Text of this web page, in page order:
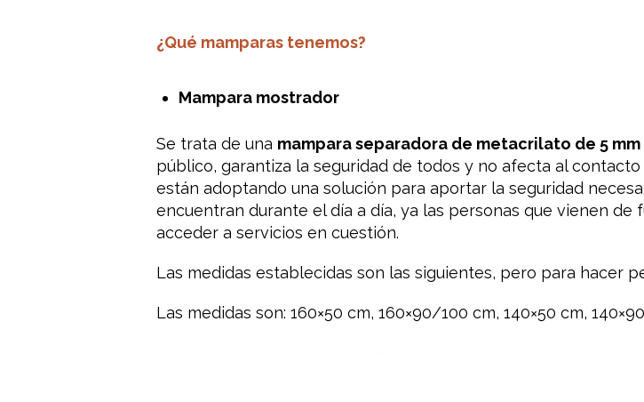
¿Qué mamparas tenemos?
Mampara mostrador
Se trata de una mampara separadora de metacrilato de 5 mm
público, garantiza la seguridad de todos y no afecta al contacto
están adoptando una solución para aportar la seguridad
encuentran durante el día a día, ya las personas que vienen de
acceder a servicios en cuestión.
Las medidas establecidas son las siguientes, pero para hacer
Las medidas son: 160×50 cm, 160×90/100 cm, 140×50 cm,